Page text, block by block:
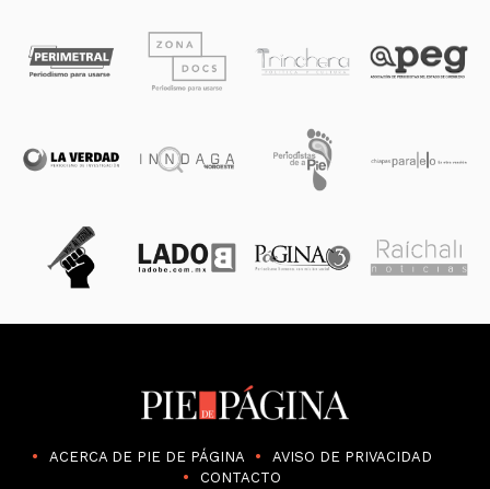
ACERCA DE PIE DE PÁGINA
AVISO DE PRIVACIDAD
CONTACTO